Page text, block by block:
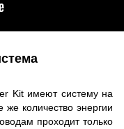
Kit имеют систему на
же количество энергии
проходит только